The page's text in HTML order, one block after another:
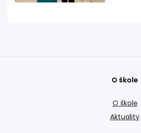
O škole
O škole
Aktuality